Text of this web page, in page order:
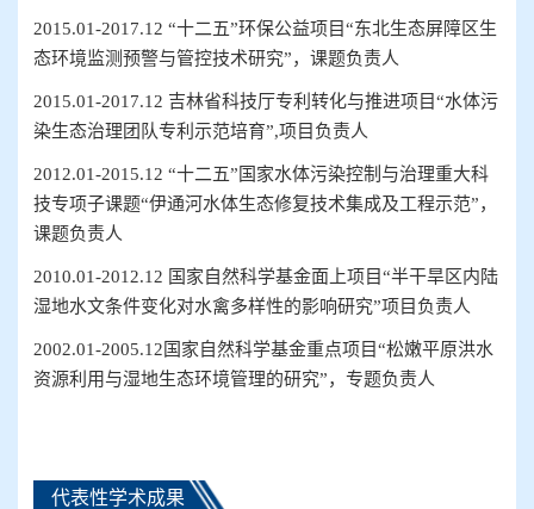
2015.01-2017.12 “十二五”环保公益项目“东北生态屏障区生
态环境监测预警与管控技术研究”，课题负责人
2015.01-2017.12 吉林省科技厅专利转化与推进项目“水体污
染生态治理团队专利示范培育”,项目负责人
2012.01-2015.12 “十二五”国家水体污染控制与治理重大科
技专项子课题“伊通河水体生态修复技术集成及工程示范”，
课题负责人
2010.01-2012.12 国家自然科学基金面上项目“半干旱区内陆
湿地水文条件变化对水禽多样性的影响研究”项目负责人
2002.01-2005.12 国家自然科学基金重点项目“松嫩平原洪水
资源利用与湿地生态环境管理的研究”，专题负责人
代表性学术成果